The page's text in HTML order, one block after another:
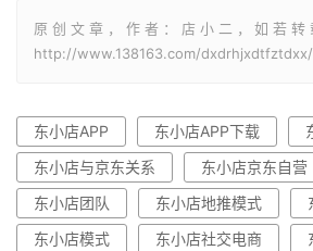
原创文章，作者：店小二，如若转
http://www.138163.com/dxdrhjxdtfztdxx/
东小店APP 东小店APP下载
东小店与京东关系
东小店京东自营
东小店团队
东小店地推模式
东小店模式
东小店社交电商